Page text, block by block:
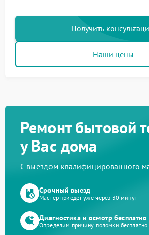
Получить
Наши цены
Ремонт бытовой
у Вас дома
С выездом квалифицированного
Срочный выезд
Мастер приедет уже через 30 минут
Диагностика и осмотр бесплатно
Определим причину поломки бесплатно